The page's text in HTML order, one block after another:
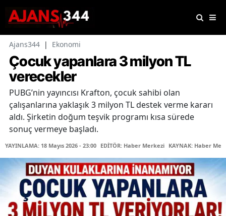
Ajans344 | Ekonomi
Çocuk yapanlara 3 milyon TL
verecekler
PUBG’nin yayıncısı Krafton, çocuk sahibi olan
çalışanlarına yaklaşık 3 milyon TL destek verme kararı
aldı. Şirketin doğum teşvik programı kısa sürede
sonuç vermeye başladı.
YAYINLAMA: 18 Mayıs 2026 - 23:00 EDİTÖR: Haber Merkezi KAYNAK: Haber